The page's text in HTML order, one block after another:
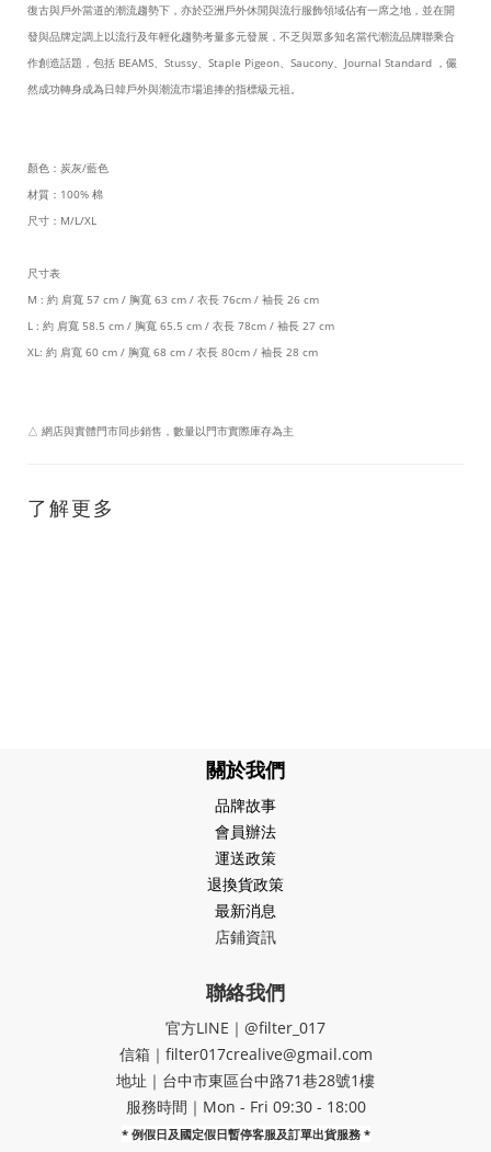
復古與戶外當道的潮流趨勢下，亦於亞洲戶外休閒與流行服飾領域佔有一席之地，並在開
發與品牌定調上以流行及年輕化趨勢考量多元發展，不乏與眾多知名當代潮流品牌聯乘合
作創造話題，包括 BEAMS、Stussy、Staple Pigeon、Saucony、Journal Standard ，儼
然成功轉身成為日韓戶外與潮流市場追捧的指標級元祖。
顏色：炭灰/藍色
材質：100% 棉
尺寸：M/L/XL
尺寸表
M : 約 肩寬 57 cm / 胸寬 63 cm / 衣長 76cm / 袖長 26 cm
L : 約 肩寬 58.5 cm / 胸寬 65.5 cm / 衣長 78cm / 袖長 27 cm
XL: 約 肩寬 60 cm / 胸寬 68 cm / 衣長 80cm / 袖長 28 cm
△ 網店與實體門市同步銷售，數量以門市實際庫存為主
了解更多
關於我們
品牌故事
會員辦法
運送政策
退換貨政策
最新消息
店鋪資訊
聯絡我們
官方LINE｜@filter_017
信箱｜filter017crealive@gmail.com
地址｜​台中市東區台中路71巷28號1樓
服務時間｜Mon - Fri 09:30 - 18:00
* 例假日及國定假日暫停客服及訂單出貨服務 *